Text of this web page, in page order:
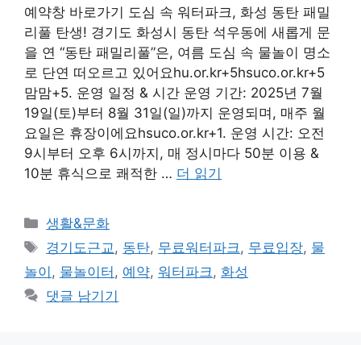
예약창 바로가기 도심 속 워터파크, 화성 동탄 패밀
리풀 탄생! 경기도 화성시 동탄 석우동에 새롭게 문
을 연 “동탄 패밀리풀”은, 여름 도심 속 물놀이 명소
로 단연 떠오르고 있어요hu.or.kr+5hsuco.or.kr+5
맘맘+5. 운영 일정 & 시간 운영 기간: 2025년 7월
19일(토)부터 8월 31일(일)까지 운영되며, 매주 월
요일은 휴장이에요hsuco.or.kr+1. 운영 시간: 오전
9시부터 오후 6시까지, 매 정시마다 50분 이용 &
10분 휴식으로 쾌적한 … 더 읽기
카
테
고
리
생활&문화
태
그
경기도근교 , 동탄, 무료워터파크 , 무료입장, 물
놀이 , 물놀이터 , 예약, 워터파크 , 화성
댓글 남기기